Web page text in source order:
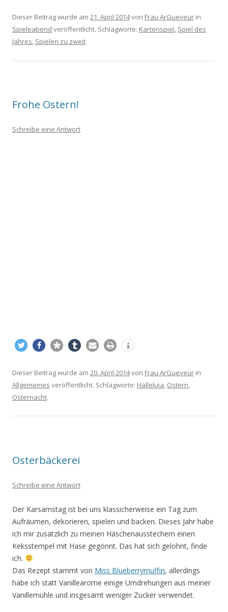
Dieser Beitrag wurde am 21. April 2014von Frau ArGueveur in
Spieleabend veröffentlicht. Schlagworte: Kartenspiel, Spiel des
Jahres, Spielen zu zweit.
Frohe Ostern!
Schreibe eine Antwort
Dieser Beitrag wurde am 20. April 2014von Frau ArGueveur in
Allgemeines veröffentlicht. Schlagworte: Halleluja, Ostern,
Osternacht.
Osterbäckerei
Schreibe eine Antwort
Der Karsamstag ist bei uns klassicherweise ein Tag zum
Aufräumen, dekorieren, spielen und backen. Dieses Jahr habe
ich mir zusätzlich zu meinen Häschenausstechern einen
Keksstempel mit Hase gegönnt. Das hat sich gelohnt, finde
ich.
Das Rezept stammt von Miss Blueberrymuffin, allerdings
habe ich statt Vanillearome einige Umdrehungen aus meiner
Vanillemühle und insgesamt weniger Zucker verwendet.